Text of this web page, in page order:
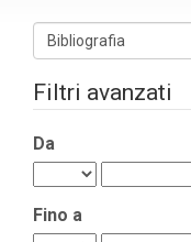
Cerca
gli
articoli
per
Filtri avanzati
Da
Fino a